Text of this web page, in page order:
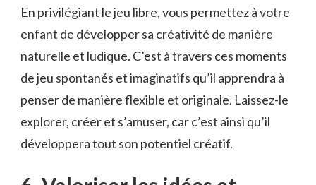
En privilégiant le jeu‍ libre, vous permettez à votre
⁤enfant de développer sa créativité de manière
naturelle et ludique. C’est à travers ces moments
de jeu spontanés et imaginatifs‍ qu’il​ apprendra à
penser de ⁤manière flexible ‍et originale. Laissez-le
explorer, créer ​et s’amuser, car c’est ainsi qu’il
développera tout ⁣son potentiel ⁢créatif.